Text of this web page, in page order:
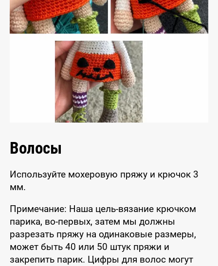
Волосы
Используйте мохеровую пряжу и крючок 3
мм.
Примечание: Наша цель-вязание крючком
парика, во-первых, затем мы должны
разрезать пряжу на одинаковые размеры,
может быть 40 или 50 штук пряжи и
закрепить парик. Цифры для волос могут